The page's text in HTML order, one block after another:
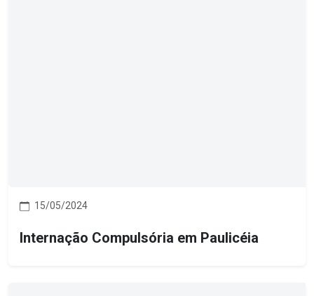
15/05/2024
Internação Compulsória em Paulicéia